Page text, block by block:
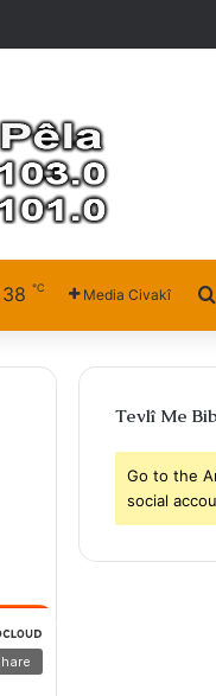
38 ℃ Media Civakî
Tevlî Me
Go to the
social